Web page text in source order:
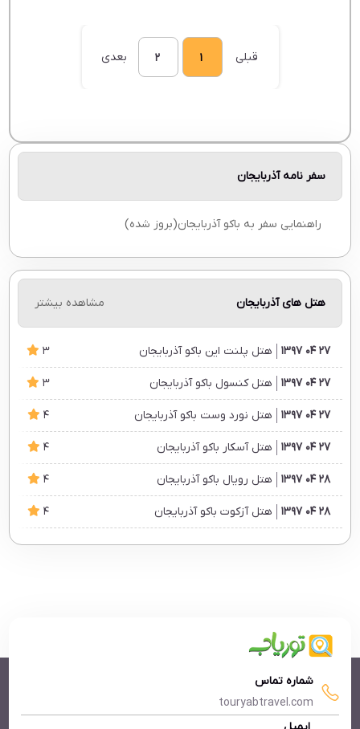
قبلی 1
2 بعدی
سفر نامه آذربایجان
راهنمایی سفر به باکو آذربایجان(بروز شده)
هتل های آذربایجان مشاهده بیشتر
27 04 1397 هتل پلنت این باکو آذربایجان 3
27 04 1397 هتل کنسول باکو آذربایجان 3
27 04 1397 هتل نورد وست باکو آذربایجان 4
27 04 1397 هتل آسکار باکو آذربایجان 4
28 04 1397 هتل رویال باکو آذربایجان 4
28 04 1397 هتل آزکوت باکو آذربایجان 4
28 04 1397 هتل گنجعلی پلازا باکو آذربایجان 4
شماره تماس
touryabtravel.com